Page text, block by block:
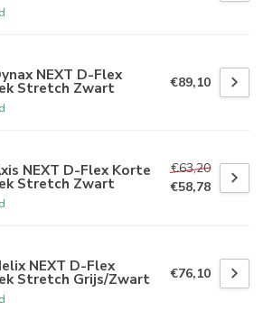
NEXT D-Flex
Stretch Zwart €89,10
NEXT D-Flex Korte
Stretch Zwart
€63,20
€58,78
NEXT D-Flex
Stretch Grijs/Zwart €76,10